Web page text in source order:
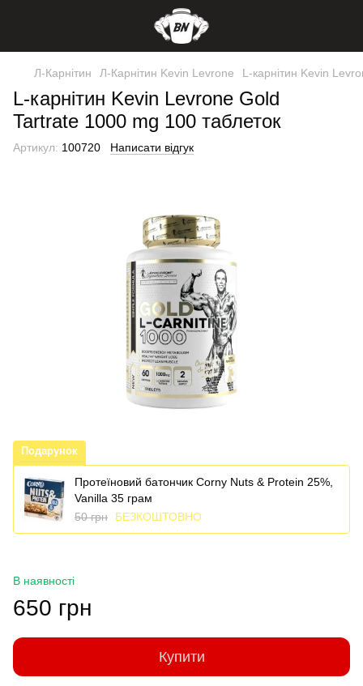
Л-Карнітин Л-Карнітин Kevin Levrone L-карнітин Kevin
L-карнітин Kevin Levrone Gold
Tartrate 1000 mg 100 таблеток
Артикул: 100720 Написати відгук
Подарунок
Протеїновий батончик Corny Nuts & Protein 25%,
Vanillа 35 грам
50 грн
БЕЗКОШТОВНО
В наявності
650 грн
Купити